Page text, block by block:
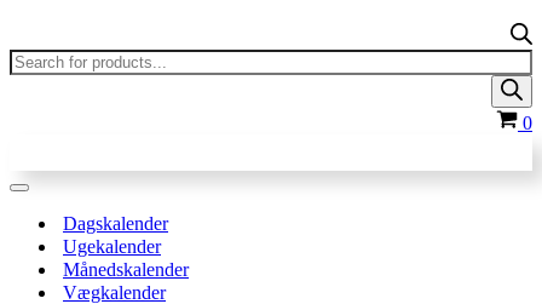
Products
search
0
Navigation
Dagskalender
Ugekalender
Månedskalender
Vægkalender